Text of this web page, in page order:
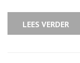
LEES VERDER